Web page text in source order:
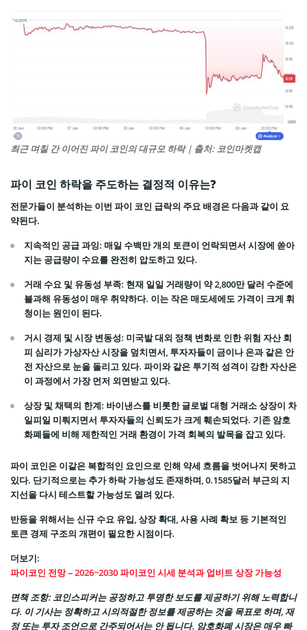
최근 며칠 간 이어진 파이 코인의 대규모 하락 | 출처: 코인마켓캡
파이 코인 하락을 주도하는 결정적 이유는?
전문가들이 분석하는 이번 파이 코인 급락의 주요 배경은 다음과 같이 요
약된다.
지속적인 공급 과잉: 매일 수백만 개의 토큰이 언락되면서 시장에 쏟아
지는 공급량이 수요를 완전히 압도하고 있다.
거래 수요 및 유동성 부족: 현재 일일 거래량이 약 2,800만 달러 수준에
불과해 유동성이 매우 취약하다. 이는 작은 매도세에도 가격이 크게 휘
청이는 원인이 된다.
거시 경제 및 시장 변동성: 미국발 대외 정책 변화로 인한 위험 자산 회
피 심리가 가상자산 시장을 덮치면서, 투자자들이 금이나 은과 같은 안
전 자산으로 눈을 돌리고 있다. 파이와 같은 투기적 성격이 강한 자산은
이 과정에서 가장 먼저 외면받고 있다.
상장 및 채택의 한계: 바이낸스를 비롯한 글로벌 대형 거래소 상장이 차
일피일 미뤄지면서 투자자들의 신뢰도가 크게 훼손되었다. 기존 암호
화폐들에 비해 제한적인 거래 환경이 가격 회복의 발목을 잡고 있다.
파이 코인은 이같은 복합적인 요인으로 인해 약세 흐름을 벗어나지 못하고
있다. 단기적으로는 추가 하락 가능성도 존재하며, 0.1585달러 부근의 지
지선을 다시 테스트할 가능성도 열려 있다.
반등을 위해서는 신규 수요 유입, 상장 확대, 사용 사례 확보 등 기본적인
토큰 경제 구조의 개편이 필요한 시점이다.
더보기:
파이코인 전망 – 2026~2030 파이코인 시세 분석과 업비트 상장 가능성
면책 조항: 코인스피커는 공정하고 투명한 보도를 제공하기 위해 노력합니
다. 이 기사는 정확하고 시의적절한 정보를 제공하는 것을 목표로 하며, 재
정 또는 투자 조언으로 간주되어서는 안 됩니다. 암호화폐 시장은 매우 빠